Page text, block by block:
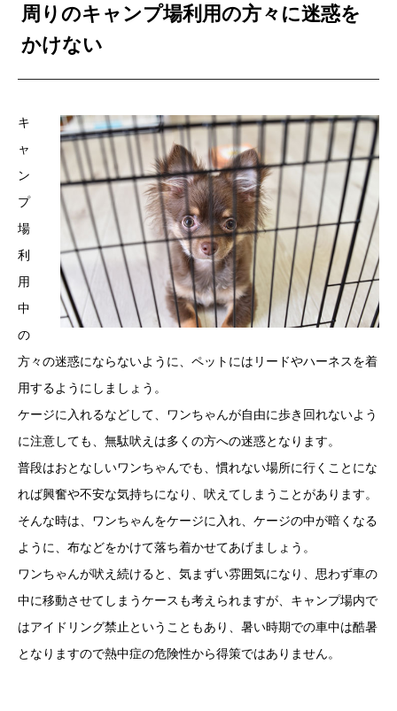
周りのキャンプ場利用の方々に迷惑を
かけない
キ
ャ
ン
プ
場
利
用
中
の
方々の迷惑にならないように、ペットにはリードやハーネスを着
用するようにしましょう。
ケージに入れるなどして、ワンちゃんが自由に歩き回れないよう
に注意しても、無駄吠えは多くの方への迷惑となります。
普段はおとなしいワンちゃんでも、慣れない場所に行くことにな
れば興奮や不安な気持ちになり、吠えてしまうことがあります。
そんな時は、ワンちゃんをケージに入れ、ケージの中が暗くなる
ように、布などをかけて落ち着かせてあげましょう。
ワンちゃんが吠え続けると、気まずい雰囲気になり、思わず車の
中に移動させてしまうケースも考えられますが、キャンプ場内で
はアイドリング禁止ということもあり、暑い時期での車中は酷暑
となりますので熱中症の危険性から得策ではありません。